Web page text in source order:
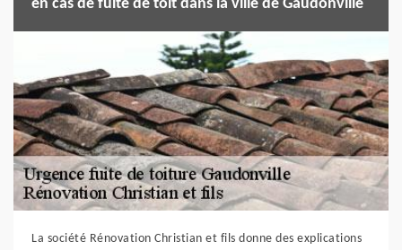
en cas de fuite de toit dans la ville de Gaudonville
La société Rénovation Christian et fils donne des explications